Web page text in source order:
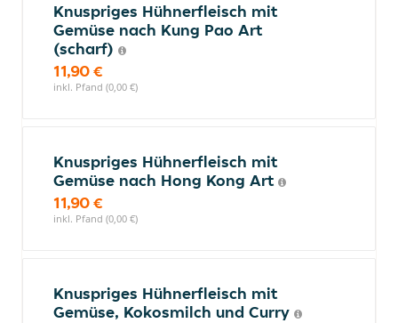
Knuspriges Hühnerfleisch mit
Gemüse nach Kung Pao Art
(scharf)
11,90 €
inkl. Pfand (0,00 €)
Knuspriges Hühnerfleisch mit
Gemüse nach Hong Kong Art
11,90 €
inkl. Pfand (0,00 €)
Knuspriges Hühnerfleisch mit
Gemüse, Kokosmilch und Curry